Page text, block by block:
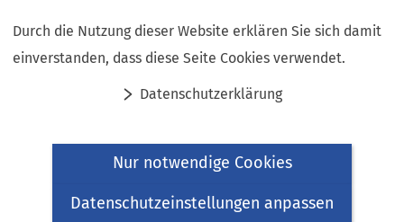
Durch die Nutzung dieser Website erklären Sie sich damit
einverstanden, dass diese Seite Cookies verwendet.
Datenschutzerklärung
Nur notwendige Cookies
Datenschutzeinstellungen anpassen
Inhalt anspringen